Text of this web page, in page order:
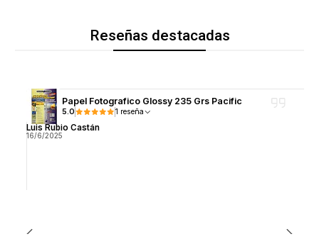
Reseñas destacadas
Papel Fotografico Glossy 235 Grs Pacific
5.0 1 reseña
Luis Rubio Castán
16/6/2025